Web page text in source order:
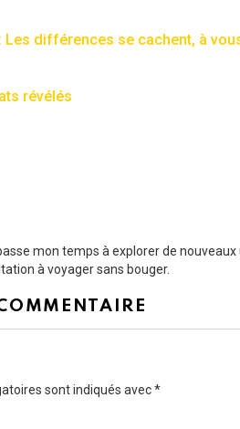
Les différences se cachent, à
révélés
mon temps à explorer de nouveaux
à voyager sans bouger.
sont indiqués avec*